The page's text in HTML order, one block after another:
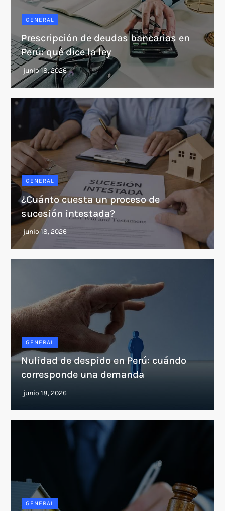
GENERAL
Prescripción de deudas bancarias en
Perú: qué dice la ley
GENERAL
¿Cuánto cuesta un proceso de
sucesión intestada?
GENERAL
Nulidad de despido en Perú: cuándo
corresponde una demanda
GENERAL